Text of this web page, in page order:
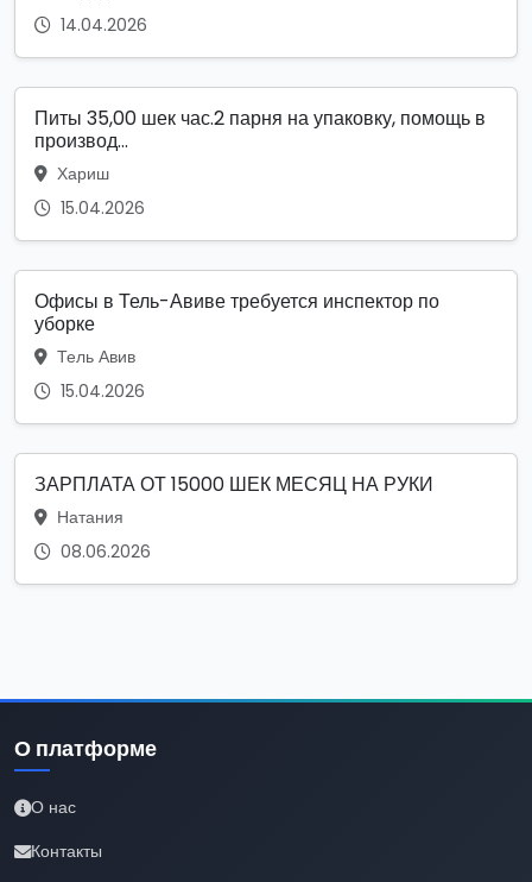
14.04.2026
Питы 35,00 шек час.2 парня на упаковку, помощь в
производ...
Хариш
15.04.2026
Офисы в Тель-Авиве требуется инспектор по
уборке
Тель Авив
15.04.2026
ЗАРПЛАТА ОТ 15000 ШЕК МЕСЯЦ НА РУКИ
Натания
08.06.2026
О платформе
О нас
Контакты